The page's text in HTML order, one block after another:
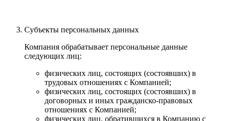
Субъекты персональных данных
Компания обрабатывает персональные данные
следующих лиц:
физических лиц, состоящих (состоявших) в
трудовых отношениях с Компанией;
физических лиц, состоящих (состоявших) в
договорных и иных гражданско-правовых
отношениях с Компанией;
физических лиц, обратившихся в Компанию с